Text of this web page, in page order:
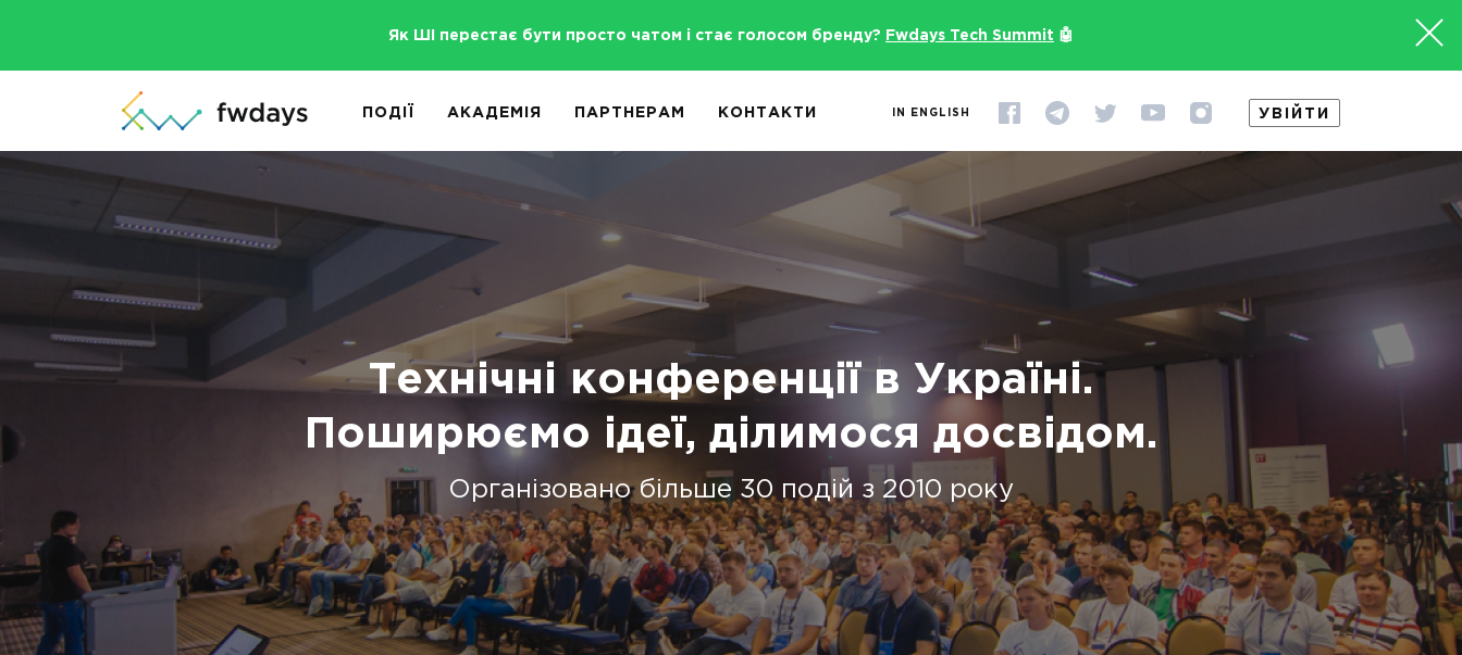
Як ШІ перестає бути просто чатом і стає голосом бренду? Fwdays Tech Summit 🤖
ПОДІЇ АКАДЕМІЯ ПАРТНЕРАМ КОНТАКТИ IN ENGLISH УВІЙТИ
Технічні конференції в Україні.
Поширюємо ідеї, ділимося досвідом.
Організовано більше 30 подій з 2010 року